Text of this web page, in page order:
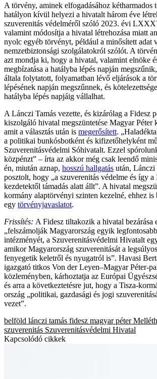
A törvény, aminek elfogadásához kétharmados
hatályon kívül helyezi a hivatalt három éve
szuverenitás védelméről szóló 2023. évi
valamint módosítja a hivatal létrehozása miatt
nyolc egyéb törvényt, például a minősített adat
nemzetbiztonsági szolgálatokról szólót. A
azt mondja ki, hogy a hivatal, valamint elnöke
megbízatása a hatályba lépés napján
általa folytatott, folyamatban lévő eljárások a
lépésének napján megszűnnek, és
hatályba lépés napjáig vállalhat.
A Lánczi Tamás vezette, és kizárólag a Fidesz
kiszolgáló hivatal megszüntetése Magyar Péter
amit a választás után is megerősített.
a politikai bunkósbotként és kifizetőhelyként
Szuverenitásvédelmi Sóhivatalt. Ezzel
közpénzt” – írta az akkor még csak leendő
én, miután aznap, hosszú hallgatás után, Lánczi
posztolt, hogy „a szuverenitás védelme és így a
kezdetektől támadás alatt állt”. A hivatal
kormány alaptörvényi szinten kezelné, ehhez
egy törvényjavaslatot.
Frissítés: A Fidesz tiltakozik a hivatal bezárása
„felszámolják Magyarország egyik
intézményét, a Szuverenitásvédelmi Hivatalt
amikor Magyarország szuverenitását a
fenyegetik keletről és nyugatról is”. Havasi
igazgató titkos Von der Leyen–Magyar Péter-
közleményben, kárhoztatja az Európai
és arra a következtetésre jut, hogy a Tisza-
ország „politikai, gazdasági és jogi
vezet”.
belföld lánczi tamás fidesz magyar péter
szuverenitás Szuverenitásvédelmi Hivatal
Kapcsolódó cikkek